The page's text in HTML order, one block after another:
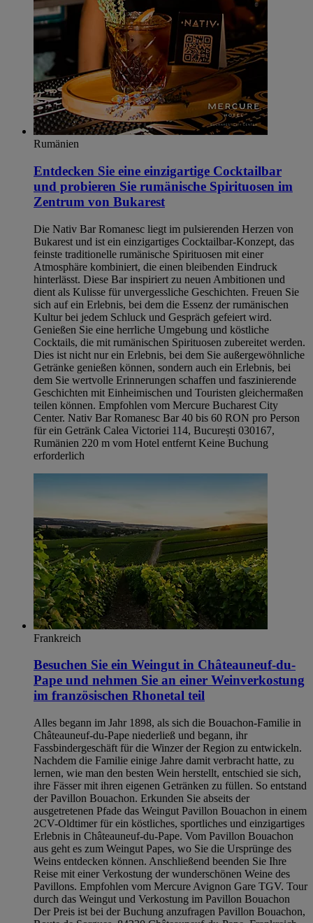
Rumänien
Entdecken Sie eine einzigartige Cocktailbar
und probieren Sie rumänische Spirituosen im
Zentrum von Bukarest
Die Nativ Bar Romanesc liegt im pulsierenden Herzen von
Bukarest und ist ein einzigartiges Cocktailbar-Konzept, das
feinste traditionelle rumänische Spirituosen mit einer
Atmosphäre kombiniert, die einen bleibenden Eindruck
hinterlässt. Diese Bar inspiriert zu neuen Ambitionen und
dient als Kulisse für unvergessliche Geschichten. Freuen Sie
sich auf ein Erlebnis, bei dem die Essenz der rumänischen
Kultur bei jedem Schluck und Gespräch gefeiert wird.
Genießen Sie eine herrliche Umgebung und köstliche
Cocktails, die mit rumänischen Spirituosen zubereitet werden.
Dies ist nicht nur ein Erlebnis, bei dem Sie außergewöhnliche
Getränke genießen können, sondern auch ein Erlebnis, bei
dem Sie wertvolle Erinnerungen schaffen und faszinierende
Geschichten mit Einheimischen und Touristen gleichermaßen
teilen können. Empfohlen vom Mercure Bucharest City
Center. Nativ Bar Romanesc Bar 40 bis 60 RON pro Person
für ein Getränk Calea Victoriei 114, București 030167,
Rumänien 220 m vom Hotel entfernt Keine Buchung
erforderlich
Frankreich
Besuchen Sie ein Weingut in Châteauneuf-du-
Pape und nehmen Sie an einer Weinverkostung
im französischen Rhonetal teil
Alles begann im Jahr 1898, als sich die Bouachon-Familie in
Châteauneuf-du-Pape niederließ und begann, ihr
Fassbindergeschäft für die Winzer der Region zu entwickeln.
Nachdem die Familie einige Jahre damit verbracht hatte, zu
lernen, wie man den besten Wein herstellt, entschied sie sich,
ihre Fässer mit ihren eigenen Getränken zu füllen. So entstand
der Pavillon Bouachon. Erkunden Sie abseits der
ausgetretenen Pfade das Weingut Pavillon Bouachon in einem
2CV-Oldtimer für ein köstliches, sportliches und einzigartiges
Erlebnis in Châteauneuf-du-Pape. Vom Pavillon Bouachon
aus geht es zum Weingut Papes, wo Sie die Ursprünge des
Weins entdecken können. Anschließend beenden Sie Ihre
Reise mit einer Verkostung der wunderschönen Weine des
Pavillons. Empfohlen vom Mercure Avignon Gare TGV. Tour
durch das Weingut und Verkostung im Pavillon Bouachon
Der Preis ist bei der Buchung anzufragen Pavillon Bouachon,